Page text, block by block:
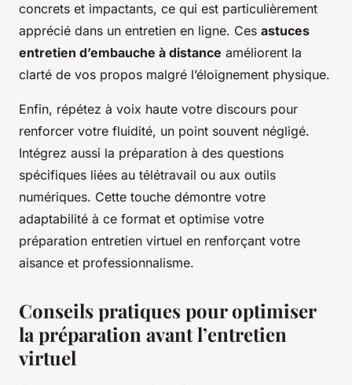
concrets et impactants, ce qui est particulièrement
apprécié dans un entretien en ligne. Ces astuces
entretien d’embauche à distance améliorent la
clarté de vos propos malgré l’éloignement physique.
Enfin, répétez à voix haute votre discours pour
renforcer votre fluidité, un point souvent négligé.
Intégrez aussi la préparation à des questions
spécifiques liées au télétravail ou aux outils
numériques. Cette touche démontre votre
adaptabilité à ce format et optimise votre
préparation entretien virtuel en renforçant votre
aisance et professionnalisme.
Conseils pratiques pour optimiser
la préparation avant l’entretien
virtuel